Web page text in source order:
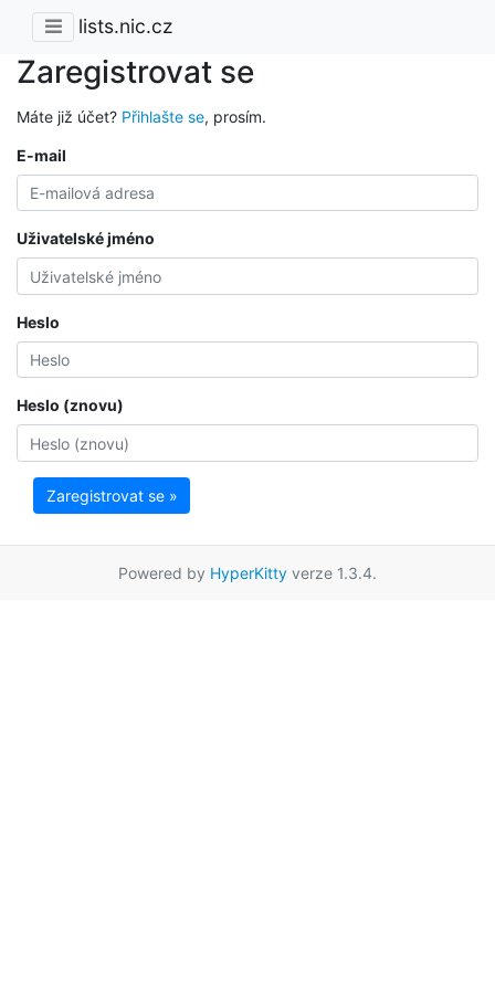
lists.nic.cz
Zaregistrovat se
Máte již účet? Přihlašte se, prosím.
E-mail
Uživatelské jméno
Heslo
Heslo (znovu)
Zaregistrovat se »
Powered by HyperKitty verze 1.3.4.